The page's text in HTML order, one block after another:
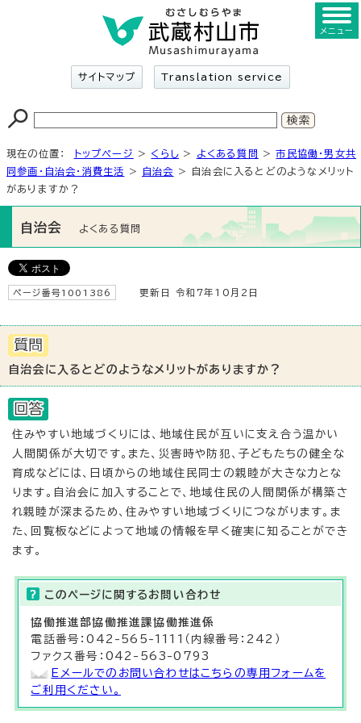
サイトマップ Translation service
メニュー
現在の位置： トップページ > くらし > よくある質問 >市民協働・男女共
同参画・自治会・消費生活
> 自治会
> 自治会に入るとどのようなメリット
がありますか？
自治会 よくある質問
ページ番号1001386 更新日 令和7年10月2日
自治会に入るとどのようなメリットがありますか？
住みやすい地域づくりには、地域住民が互いに支え合う温かい
人間関係が大切です。また、災害時や防犯、子どもたちの健全な
育成などには、日頃からの地域住民同士の親睦が大きな力とな
ります。自治会に加入することで、地域住民の人間関係が構築さ
れ親睦が深まるため、住みやすい地域づくりにつながります。ま
た、回覧板などによって地域の情報を早く確実に知ることができ
ます。
このページに関する お問い合わせ
協働推進部協働推進課協働推進係
電話番号：042-565-1111（内線番号：242）
ファクス番号：042-563-0793
Eメールでのお問い合わせはこちらの専用フォームを
ご利用ください。